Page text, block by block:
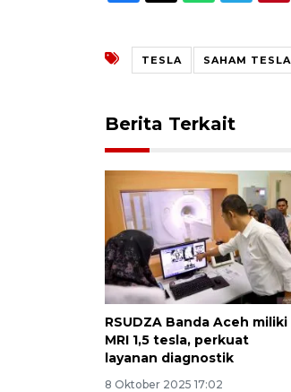
TESLA SAHAM TESLA
Berita Terkait
RSUDZA Banda Aceh miliki
MRI 1,5 tesla, perkuat
layanan diagnostik
8 Oktober 2025 17:02